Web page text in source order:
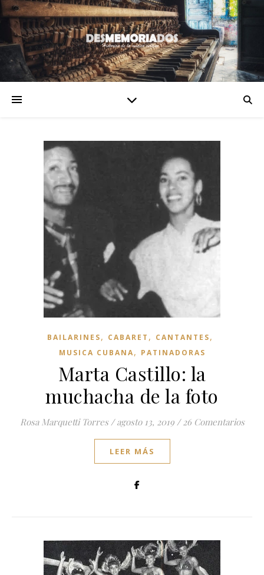
BAILARINES, CABARET , CANTANTES,
MUSICA CUBANA, PATINADORAS
Marta Castillo: la
muchacha de la foto
Rosa Marquetti Torres / agosto 13, 2019 / 26 Comentarios
LEER MÁS